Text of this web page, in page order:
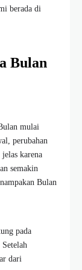
berada di
Bulan
mulai
perubahan
karena
semakin
Bulan
pada
dari